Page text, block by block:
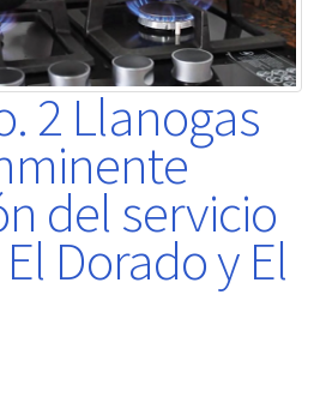
2 Llanogas
del servicio
Dorado y El